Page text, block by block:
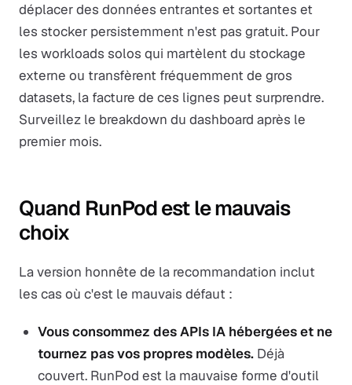
déplacer des données entrantes et sortantes et
les stocker persistemment n'est pas gratuit. Pour
les workloads solos qui martèlent du stockage
externe ou transfèrent fréquemment de gros
datasets, la facture de ces lignes peut surprendre.
Surveillez le breakdown du dashboard après le
premier mois.
Quand RunPod est le mauvais
choix
La version honnête de la recommandation inclut
les cas où c'est le mauvais défaut :
Vous consommez des APIs IA hébergées et ne
tournez pas vos propres modèles. Déjà
couvert. RunPod est la mauvaise forme d'outil